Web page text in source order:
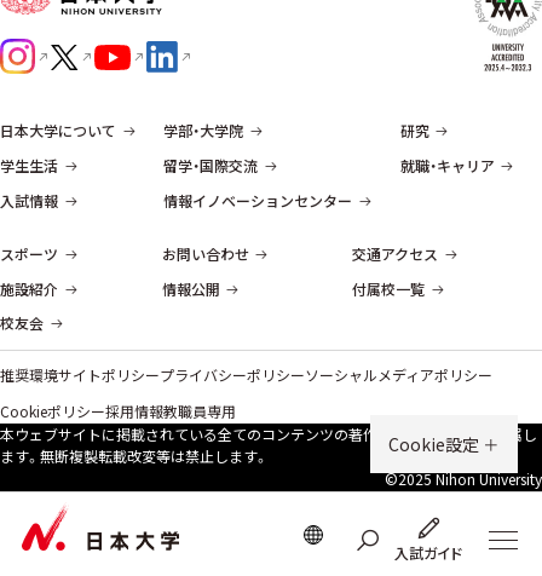
入試ガイド
Cookie設定
日本大学について 学部・大学院
研究
学生生活
留学・国際交流
就職・キャリア
入試情報
情報イノベーションセンター
スポーツ お問い合わせ
交通アクセス
施設紹介
情報公開
付属校一覧
校友会
推奨環境サイトポリシープライバシーポリシーソーシャルメディアポリシー
Cookieポリシー採用情報教職員専用
本ウェブサイトに掲載されている全てのコンテンツの著作権は、原則、本学に帰属し
ます。無断複製転載改変等は禁⽌します。
©2025 Nihon University